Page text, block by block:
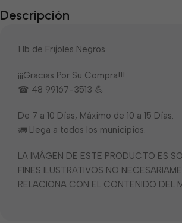
Descripción
1 lb de Frijoles Negros
¡¡¡Gracias Por Su Compra!!!
☎ 48 99167-3513 💪
De 7 a 10 Días, Máximo de 10 a 15 Días.
🚛 Llega a todos los municipios.
LA IMÁGEN DE ESTE PRODUCTO ES
FINES ILUSTRATIVOS NO
RELACIONA CON EL CONTENIDO DEL